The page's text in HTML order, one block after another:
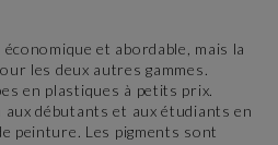
et abordable, mais la
les deux autres gammes.
en plastiques à petits prix.
débutants et aux étudiants en
peinture. Les pigments sont